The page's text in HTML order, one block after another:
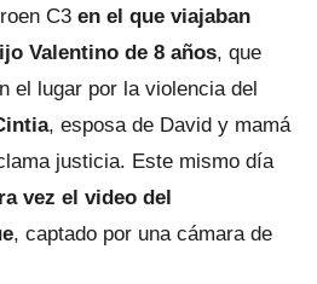
C3 en el que viajaban
Valentino de 8 años, que
el lugar por la violencia del
, esposa de David y mamá
justicia. Este mismo día
vez el video del
, captado por una cámara de